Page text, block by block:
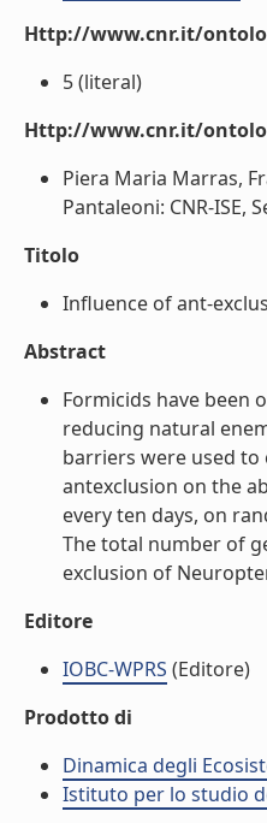
Http://www.cnr.it/
5 (literal)
Http://www.cnr.it/
Piera Maria Marras,
Pantaleoni: CNR-ISE,
Titolo
Influence of ant-
Abstract
Formicids have
reducing natural
barriers were used to
antexclusion on the
every ten days, on
The total number of
exclusion of
Editore
IOBC-WPRS (Editore)
Prodotto di
Dinamica degli
Istituto per lo studio